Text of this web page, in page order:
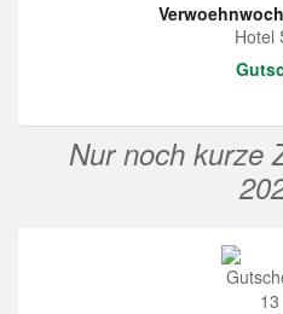
Hotel
Nur noch kurze